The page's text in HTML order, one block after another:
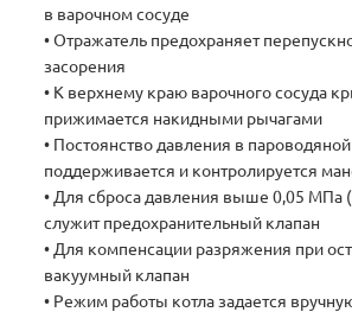
в варочном сосуде
• Отражатель предохраняет
засорения
• К верхнему краю варочного сосуда
прижимается накидными рычагами
• Постоянство давления в
поддерживается и контролируется
• Для сброса давления выше 0,05 МПа
служит предохранительный клапан
• Для компенсации разряжения при
вакуумный клапан
• Режим работы котла задается